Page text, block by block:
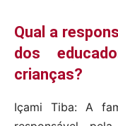
Qual a
dos
crianças?
Içami Tiba: A